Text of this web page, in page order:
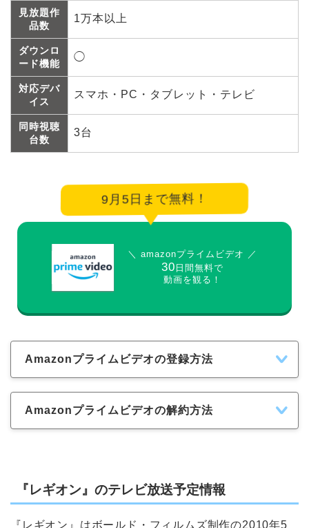
見放題作
品数
1万本以上
ダウンロ
ード機能
◯
対応デバ
イス
スマホ・PC・タブレット・テレビ
同時視聴
台数
3台
9月5日まで無料！
＼ amazonプライムビデオ ／
30 日間無料で
動画を観る！
Amazonプライムビデオの登録方法
Amazonプライムビデオの解約方法
『レギオン』のテレビ放送予定情報
『レギオン』はボールド・フィルムズ制作の2010年5